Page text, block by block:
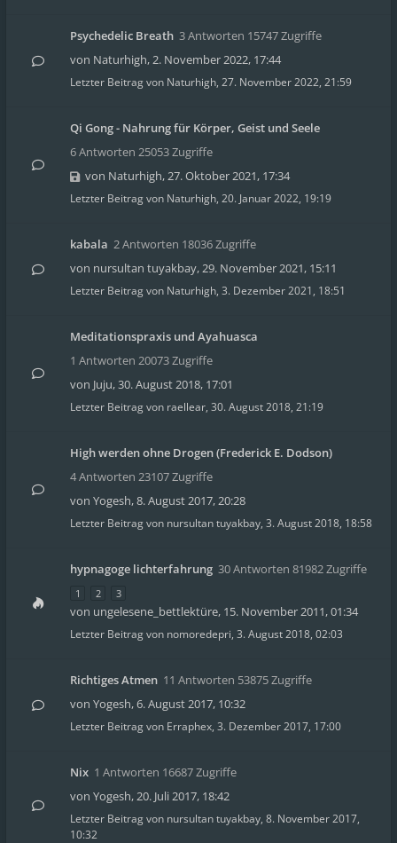
Psychedelic Breath 3 Antworten 15747 Zugriffe
von Naturhigh,2. November 2022, 17:44
Letzter Beitrag von Naturhigh, 27. November 2022, 21:59
Qi Gong - Nahrung für Körper, Geist und Seele
6 Antworten 25053 Zugriffe
von Naturhigh,27. Oktober 2021, 17:34
Letzter Beitrag von Naturhigh, 20. Januar 2022, 19:19
kabala 2 Antworten 18036 Zugriffe
von nursultan tuyakbay,29. November 2021, 15:11
Letzter Beitrag von Naturhigh, 3. Dezember 2021, 18:51
Meditationspraxis und Ayahuasca
1 Antworten 20073 Zugriffe
von Juju,30. August 2018, 17:01
Letzter Beitrag von raellear, 30. August 2018, 21:19
High werden ohne Drogen (Frederick E. Dodson)
4 Antworten 23107 Zugriffe
von Yogesh,8. August 2017, 20:28
Letzter Beitrag von nursultan tuyakbay, 3. August 2018, 18:58
hypnagoge lichterfahrung 30 Antworten 81982 Zugriffe
1 2 3
von ungelesene_bettlektüre, 15. November 2011, 01:34
Letzter Beitrag von nomoredepri, 3. August 2018, 02:03
Richtiges Atmen 11 Antworten 53875 Zugriffe
von Yogesh,6. August 2017, 10:32
Letzter Beitrag von Erraphex, 3. Dezember 2017, 17:00
Nix 1 Antworten 16687 Zugriffe
von Yogesh,20. Juli 2017, 18:42
Letzter Beitrag von nursultan tuyakbay, 8. November 2017,
10:32